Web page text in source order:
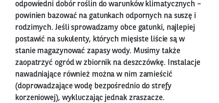
odpowiedni dobór roślin do warunków klimatycznych –
powinien bazować na gatunkach odpornych na suszę i
rodzimych. Jeśli sprowadzamy obce gatunki, najlepiej
postawić na sukulenty, których mięsiste liście są w
stanie magazynować zapasy wody. Musimy także
zaopatrzyć ogród w zbiornik na deszczówkę. Instalacje
nawadniające również można w nim zamieścić
(doprowadzające wodę bezpośrednio do strefy
korzeniowej), wykluczając jednak zraszacze.